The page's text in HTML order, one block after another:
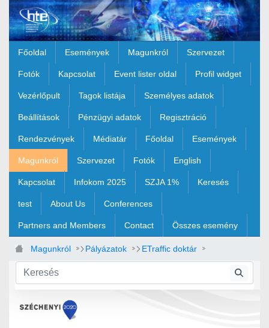
Ugrás a fő tartalomhoz
Főoldal Események Magunkról Szervezet
Fotók Kapcsolat Event lister oldal Profil widget
Vezérlőpult Tagok listája Személyes adatok
Beállítások Pénzügyi adatok Regisztráció
Rendezvények Médiatár Főoldal Események
Magunkról Szervezet Fotók English
Kapcsolat Infokom 2025 SZJA 1% Keresés
test About Us Conferences
Partners and Members Contact Összes esemény
Magunkról Pályázatok ETraffic doktár
Modultervek